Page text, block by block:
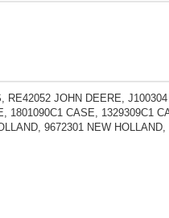
RE42052 JOHN DEERE,
1801090C1 CASE, 1329309C1
9672301 NEW